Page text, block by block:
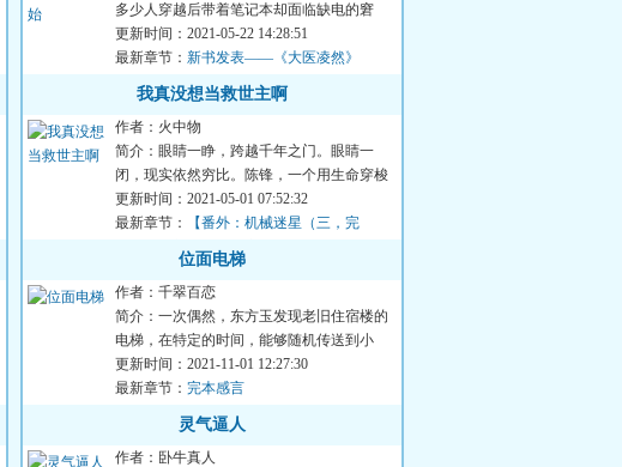
多少人穿越后带着笔记本却面临缺电的窘
境。多少人穿越后带着军队...
更新时间：2021-05-22 14:28:51
最新章节： 新书发表——《大医凌然》
我真没想当救世主啊
作者：火中物
简介：眼睛一睁，跨越千年之门。眼睛一
闭，现实依然穷比。陈锋，一个用生命穿梭
时空的搬运工。从搬运歌曲...
更新时间：2021-05-01 07:52:32
最新章节：
【番外：机械迷星（三，完
结）】【新书《复活帝国》求收藏】
位面电梯
作者：千翠百恋
简介：一次偶然，东方玉发现老旧住宿楼的
电梯，在特定的时间，能够随机传送到小
说，电视剧，电影，乃至动...
更新时间：2021-11-01 12:27:30
最新章节： 完本感言
灵气逼人
作者：卧牛真人